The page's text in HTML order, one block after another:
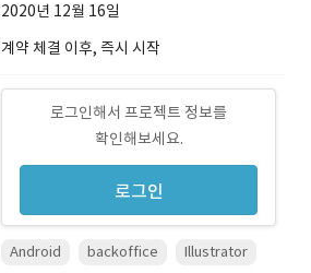
2020년 12월 16일
계약 체결 이후, 즉시 시작
로그인해서 프로젝트 정보를
확인해보세요.
로그인
Android backoffice
Illustrator